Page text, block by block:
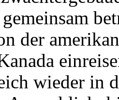
der
wieder in